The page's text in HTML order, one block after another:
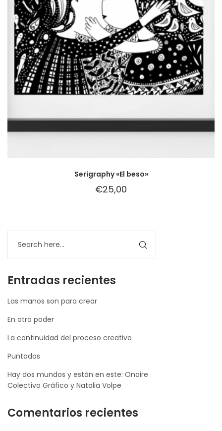
Serigraphy «El beso»
€25,00
Entradas recientes
Las manos son para crear
En otro poder
La continuidad del proceso creativo
Puntadas
Hay dos mundos y están en este: Onaire
Colectivo Gráfico y Natalia Volpe
Comentarios recientes